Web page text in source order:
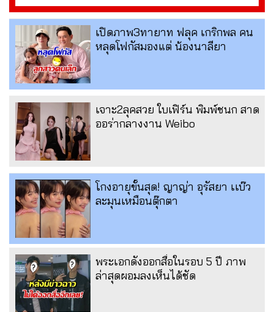
เปิดภาพ3ทายาท ฟลุค เกริกพล คน
หลุดโฟกัสมองแต่ น้องนาลียา
เจาะ2ลุคสวย ใบเฟิร์น พิมพ์ชนก สาด
ออร่ากลางงาน Weibo
โกงอายุขั้นสุด! ญาญ่า อุรัสยา เเบ๊ว
ละมุนเหมือนตุ๊กตา
พระเอกดังออกสื่อในรอบ 5 ปี ภาพ
ล่าสุดผอมลงเห็นได้ชัด